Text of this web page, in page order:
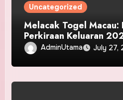
Uncategorized
Melacak Togel Macau:
Perkiraan Keluaran
AdminUtama July 27,